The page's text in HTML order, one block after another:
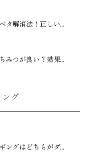
タ解消法！正しい...
みつが良い？効果...
グ
ングはどちらがダ...